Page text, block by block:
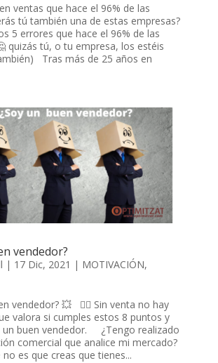
ventas que hace el 96% de las
tú también una de estas empresas?
5 errores que hace el 96% de las
quizás tú, o tu empresa, los estéis
Tras más de 25 años en
vendedor?
| 17 Dic, 2021 | MOTIVACIÓN,
vendedor? 💥 🤷‍♀️ Sin venta no hay
valora si cumples estos 8 puntos y
un buen vendedor. ¿Tengo realizado
comercial que analice mi mercado?
es que creas que tienes...